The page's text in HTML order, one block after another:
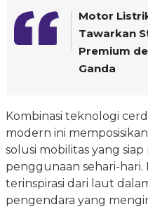
Motor
Tawarkan
Premium
Ganda
Kombinasi teknologi
modern ini
solusi mobilitas yang
penggunaan sehari-hari.
terinspirasi dari laut
pengendara yang